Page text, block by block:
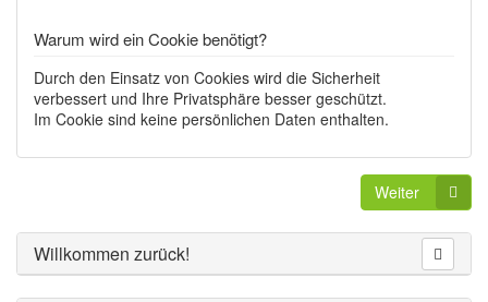
Warum wird ein Cookie benötigt?
Durch den Einsatz von Cookies wird die Sicherheit
verbessert und Ihre Privatsphäre besser geschützt.
Im Cookie sind keine persönlichen Daten enthalten.
Weiter
Willkommen zurück!